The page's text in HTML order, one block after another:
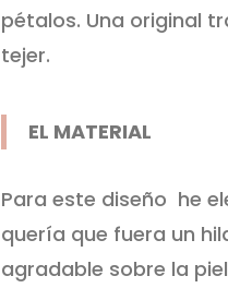
pétalos. Una original
tejer.
EL MATERIAL
Para este diseño he
quería que fuera un
agradable sobre la